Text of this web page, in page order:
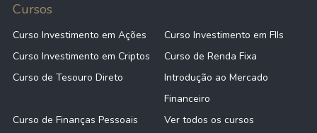
Cursos
Curso Investimento em Ações
Curso Investimento em FIIs
Curso Investimento em Criptos
Curso de Renda Fixa
Curso de Tesouro Direto
Introdução ao Mercado
Financeiro
Curso de Finanças Pessoais
Ver todos os cursos